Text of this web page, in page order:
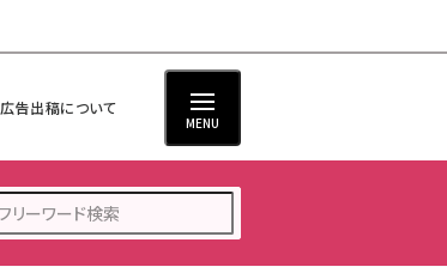
広告出稿について
MENU